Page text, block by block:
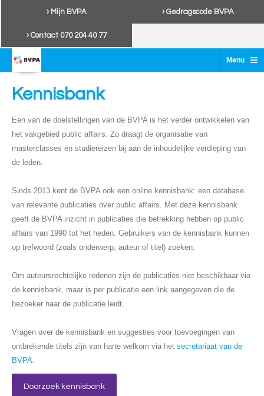
› Mijn BVPA › Gedragscode BVPA
› Contact 070 204 40 77
Menu ≡
Kennisbank
Een van de doelstellingen van de BVPA is het verder ontwikkelen van
het vakgebied public affairs. Zo draagt de organisatie van
masterclasses en studiereizen bij aan de inhoudelijke verdieping van
de leden.
Sinds 2013 kent de BVPA ook een online kennisbank: een database
van relevante publicaties over public affairs. Met deze kennisbank
geeft de BVPA inzicht in publicaties die betrekking hebben op public
affairs van 1990 tot het heden. Gebruikers van de kennisbank kunnen
op trefwoord (zoals onderwerp, auteur of titel) zoeken.
Om auteursrechtelijke redenen zijn de publicaties niet beschikbaar via
de kennisbank, maar is per publicatie een link aangegeven die de
bezoeker naar de publicatie leidt.
Vragen over de kennisbank en suggesties voor toevoegingen van
ontbrekende titels zijn van harte welkom via het secretariaat van de
BVPA.
Doorzoek kennisbank